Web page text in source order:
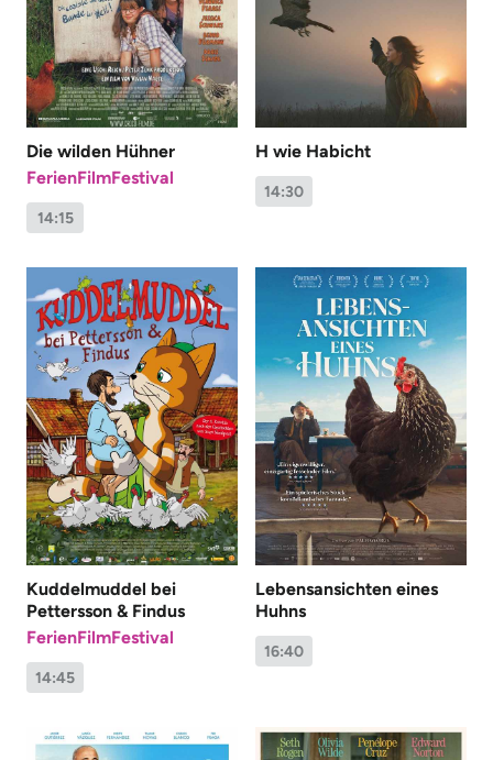
Die wilden Hühner
FerienFilmFestival
14:15
H wie Habicht
14:30
Kuddelmuddel bei
Pettersson & Findus
FerienFilmFestival
14:45
Lebensansichten eines
Huhns
16:40